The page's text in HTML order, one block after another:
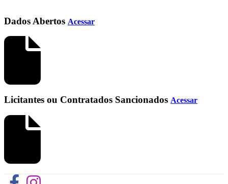
Dados Abertos Acessar
Licitantes ou Contratados Sancionados Acessar